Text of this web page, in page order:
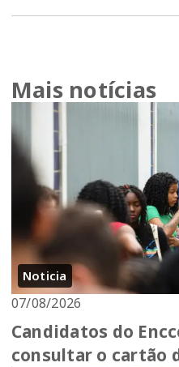
Mais notícias
Noticia
07/08/2026
Candidatos do
consultar o cartão